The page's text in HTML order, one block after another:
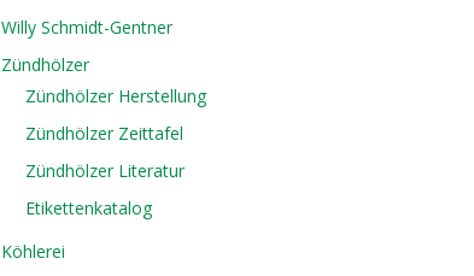
Willy Schmidt-Gentner
Zündhölzer
Zündhölzer Herstellung
Zündhölzer Zeittafel
Zündhölzer Literatur
Etikettenkatalog
Köhlerei